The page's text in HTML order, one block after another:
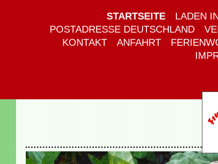
STARTSEITE
LADEN
POSTADRESSE DEUTSCHLAND
KONTAKT
ANFAHRT